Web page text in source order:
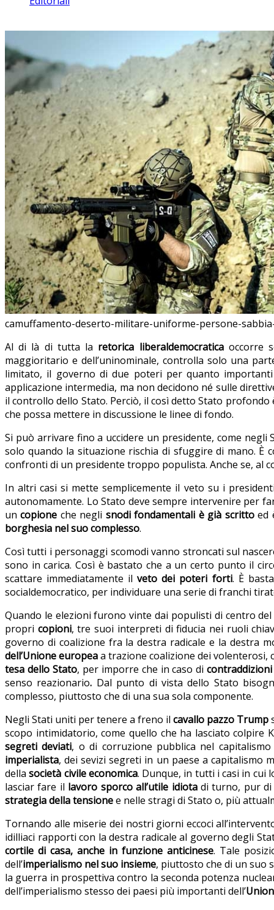
camuffamento-deserto-militare-uniforme-persone-
Al di là di tutta la retorica liberaldemocraticaoccorre
maggioritario e dell’uninominale, controlla solo una
limitato, il governo di due poteri per quanto
applicazione intermedia, ma non decidono né sulle
il controllo dello Stato. Perciò, il così detto Stato
che possa mettere in discussione le linee di fondo.
Si può arrivare fino a uccidere un presidente, come
solo quando la situazione rischia di sfuggire di mano. È
confronti di un presidente troppo populista. Anche se, al
In altri casi si mette semplicemente il veto su i
autonomamente. Lo Stato deve sempre intervenire per
uncopione che negli snodi fondamentali è già scrittoed
borghesia nel suo complesso.
Così tutti i personaggi scomodi vanno stroncati sul
sono in carica. Così è bastato che a un certo punto il
scattare immediatamente ilveto dei poteri forti. È
socialdemocratico, per individuare una serie di franchi
Quando le elezioni furono vinte dai populisti di centro
propri copioni, tre suoi interpreti di fiducia nei ruoli
governo di coalizione fra la destra radicale e la destra
dell’Unione europeaa trazione coalizione dei
tesa dello Stato, per imporre che in caso di
senso reazionario. Dal punto di vista dello Stato
complesso, piuttosto che di una sua sola componente.
Negli Stati uniti per tenere a freno ilcavallo pazzo Trump
scopo intimidatorio, come quello che ha lasciato colpire
segreti deviati, o di corruzione pubblica nel
imperialista, dei sevizi segreti in un paese a capitalismo
dellasocietà civile economica. Dunque, in tutti i casi in cui
lasciar fare il lavoro sporco all’utile idiotadi turno, pur di
strategia della tensionee nelle stragi di Stato o, più
Tornando alle miserie dei nostri giorni eccoci
idilliaci rapporti con la destra radicale al governo degli
cortile di casa, anche in funzione anticinese. Tale
dell’imperialismo nel suo insieme, piuttosto che di un suo
la guerra in prospettiva contro la seconda potenza
dell’imperialismo stesso dei paesi più importanti dell’